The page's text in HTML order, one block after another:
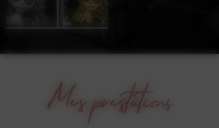
Mes prestations